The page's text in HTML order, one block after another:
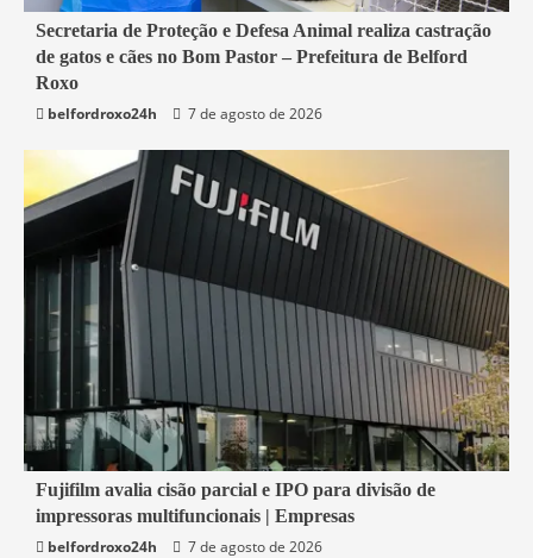
2 min read
Belford Roxo
Secretaria de Proteção e Defesa Animal realiza castração
de gatos e cães no Bom Pastor – Prefeitura de Belford
Roxo
belfordroxo24h
7 de agosto de 2026
2 min read
Economia
Fujifilm avalia cisão parcial e IPO para divisão de
impressoras multifuncionais | Empresas
belfordroxo24h
7 de agosto de 2026